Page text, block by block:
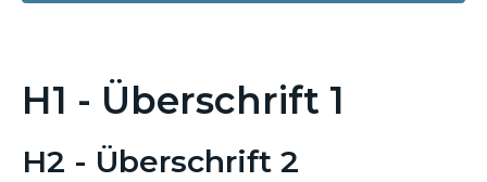
H1 - Überschrift 1
H2 - Überschrift 2